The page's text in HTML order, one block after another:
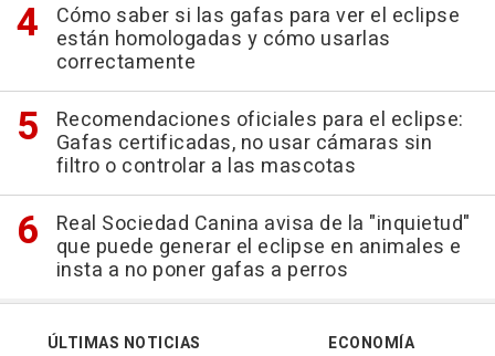
Cómo saber si las gafas para ver el eclipse
están homologadas y cómo usarlas
correctamente
Recomendaciones oficiales para el eclipse:
Gafas certificadas, no usar cámaras sin
filtro o controlar a las mascotas
Real Sociedad Canina avisa de la "inquietud"
que puede generar el eclipse en animales e
insta a no poner gafas a perros
ÚLTIMAS NOTICIAS
ECONOMÍA